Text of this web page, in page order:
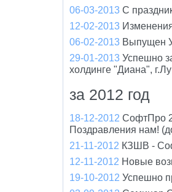
06-03-2013 С
12-02-2013
06-02-2013 Выпущен
29-01-2013 Успешно
холдинге "Диана",
за 2012 год
18-12-2012 СофтПро
Поздравления нам!
21-11-2012 КЗШВ -
12-11-2012 Новые
19-10-2012 Успешно